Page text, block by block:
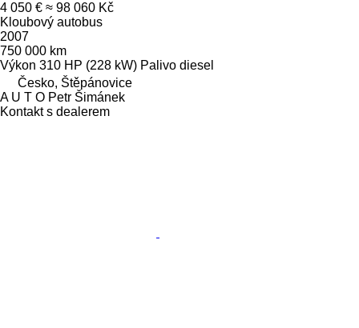
4 050 € ≈ 98 060 Kč
Kloubový autobus
2007
750 000 km
Výkon 310 HP (228 kW) Palivo diesel
Česko, Štěpánovice
A U T O Petr Šimánek
Kontakt s dealerem